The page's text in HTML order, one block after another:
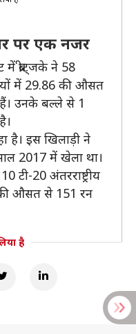
पर एक नजर
ब्रीट्जके ने 58
में 29.86 की औसत
उनके बल्ले से 1
है। इस खिलाड़ी ने
2017 में खेला था।
टी-20 अंतरराष्ट्रीय
औसत से 151 रन
है